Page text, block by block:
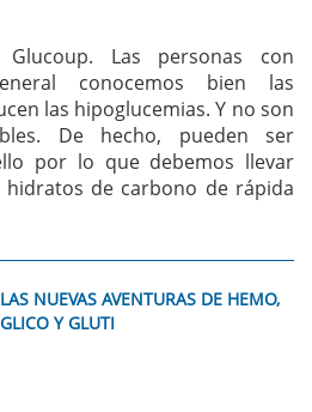
Las personas con
conocemos bien las
las hipoglucemias. Y no son
De hecho, pueden ser
por lo que debemos llevar
de carbono de rápida
LAS NUEVAS AVENTURAS DE HEMO,
GLICO Y GLUTI